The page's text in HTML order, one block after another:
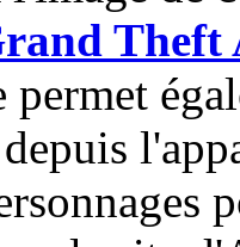
Theft